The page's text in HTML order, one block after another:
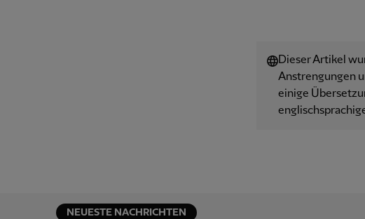
Dieser Artikel
Anstrengungen
einige
NEUESTE NACHRICHTEN